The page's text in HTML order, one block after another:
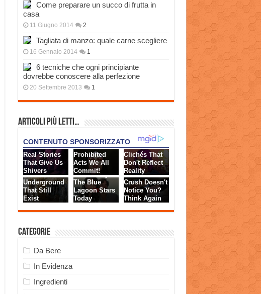
Come preparare un succo di frutta in
casa
11 Giugno 2014 2
Tagliata di manzo: quale carne scegliere
16 Gennaio 2014 1
6 tecniche che ogni principiante
dovrebbe conoscere alla perfezione
20 Settembre 2013 1
Articoli più Letti…
Categorie
Da Bere
In Evidenza
Ingredienti